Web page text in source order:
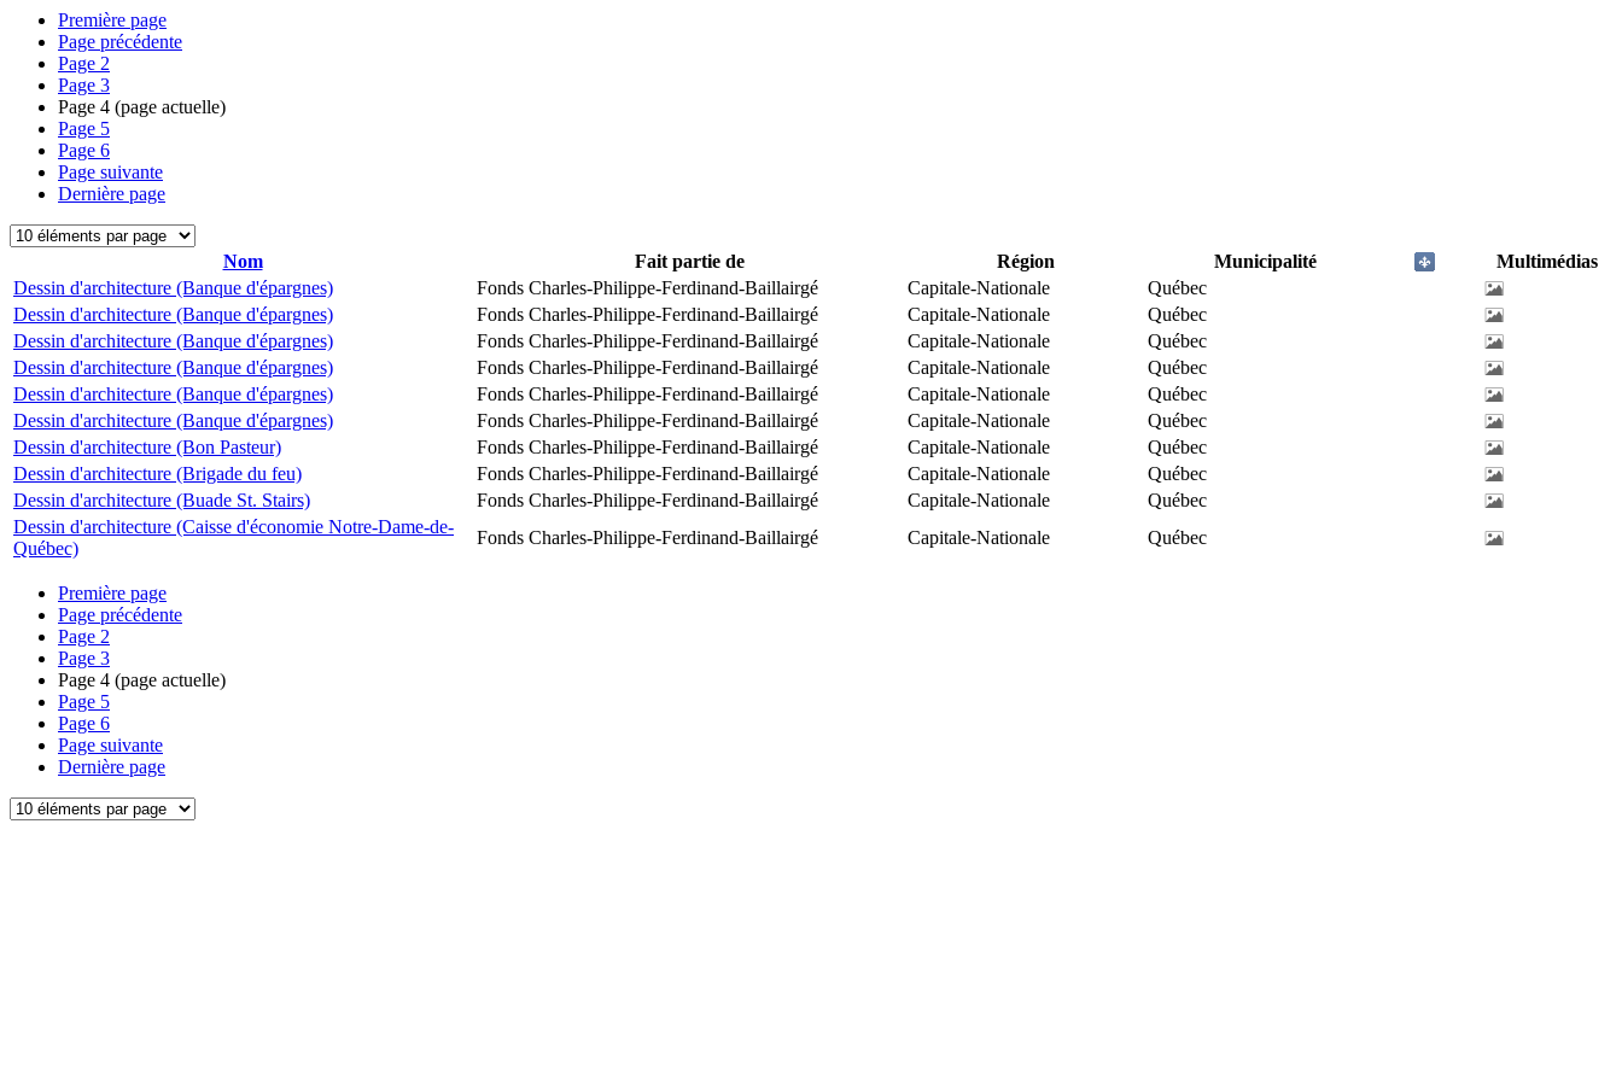
Première page
Page précédente
Page 2
Page 3
Page 4 (page actuelle)
Page 5
Page 6
Page suivante
Dernière page
Nom Fait partie de Région Municipalité
Multimédias
Dessin d'architecture (Banque d'épargnes)
Fonds Charles-Philippe-Ferdinand-Baillairgé Capitale-Nationale
Québec
Dessin d'architecture (Banque d'épargnes)
Fonds Charles-Philippe-Ferdinand-Baillairgé Capitale-Nationale
Québec
Dessin d'architecture (Banque d'épargnes)
Fonds Charles-Philippe-Ferdinand-Baillairgé Capitale-Nationale
Québec
Dessin d'architecture (Banque d'épargnes)
Fonds Charles-Philippe-Ferdinand-Baillairgé Capitale-Nationale
Québec
Dessin d'architecture (Banque d'épargnes)
Fonds Charles-Philippe-Ferdinand-Baillairgé Capitale-Nationale
Québec
Dessin d'architecture (Banque d'épargnes)
Fonds Charles-Philippe-Ferdinand-Baillairgé Capitale-Nationale
Québec
Dessin d'architecture (Bon Pasteur)
Fonds Charles-Philippe-Ferdinand-Baillairgé Capitale-Nationale
Québec
Dessin d'architecture (Brigade du feu)
Fonds Charles-Philippe-Ferdinand-Baillairgé Capitale-Nationale
Québec
Dessin d'architecture (Buade St. Stairs)
Fonds Charles-Philippe-Ferdinand-Baillairgé Capitale-Nationale
Québec
Dessin d'architecture (Caisse d'économie Notre-Dame-de-
Québec)
Fonds Charles-Philippe-Ferdinand-Baillairgé Capitale-Nationale Québec
Première page
Page précédente
Page 2
Page 3
Page 4 (page actuelle)
Page 5
Page 6
Page suivante
Dernière page